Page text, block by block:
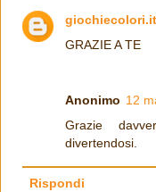
giochiecolori.it
GRAZIE A TE
Anonimo 12
Grazie
divertendosi.
Rispondi